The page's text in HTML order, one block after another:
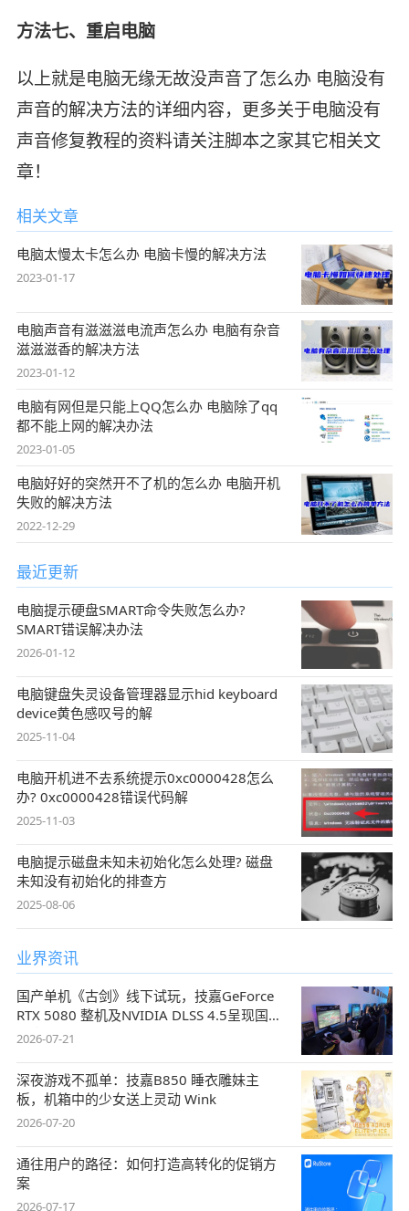
方法七、重启电脑
以上就是电脑无缘无故没声音了怎么办 电脑没有
声音的解决方法的详细内容，更多关于电脑没有
声音修复教程的资料请关注脚本之家其它相关文
章！
相关文章
电脑太慢太卡怎么办 电脑卡慢的解决方法
2023-01-17
电脑声音有滋滋滋电流声怎么办 电脑有杂音
滋滋滋香的解决方法
2023-01-12
电脑有网但是只能上QQ怎么办 电脑除了qq
都不能上网的解决办法
2023-01-05
电脑好好的突然开不了机的怎么办 电脑开机
失败的解决方法
2022-12-29
最近更新
电脑提示硬盘SMART命令失败怎么办?
SMART错误解决办法
2026-01-12
电脑键盘失灵设备管理器显示hid keyboard
device黄色感叹号的解
2025-11-04
电脑开机进不去系统提示0xc0000428怎么
办? 0xc0000428错误代码解
2025-11-03
电脑提示磁盘未知未初始化怎么处理? 磁盘
未知没有初始化的排查方
2025-08-06
业界资讯
国产单机《古剑》线下试玩，技嘉GeForce
RTX 5080 整机及NVIDIA DLSS 4.5呈现国风
盛宴
2026-07-21
深夜游戏不孤单：技嘉B850 睡衣雕妹主
板，机箱中的少女送上灵动 Wink
2026-07-20
通往用户的路径：如何打造高转化的促销方
案
2026-07-17